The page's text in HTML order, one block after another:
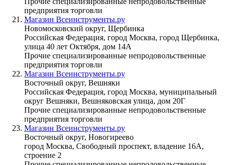
предприятия торговли
Магазин Всеинструменты.ру
Новомосковский округ, Щербинка
Российская Федерация, город Москва, город Щербинка,
улица 40 лет Октября, дом 14А
Прочие специализированные непродовольственные
предприятия торговли
Магазин Всеинструменты.ру
Восточный округ, Вешняки
Российская Федерация, город Москва, муниципальный
округ Вешняки, Вешняковская улица, дом 20Г
Прочие специализированные непродовольственные
предприятия торговли
Магазин Всеинструменты.ру
Восточный округ, Новогиреево
город Москва, Свободный проспект, владение 16А,
строение 2